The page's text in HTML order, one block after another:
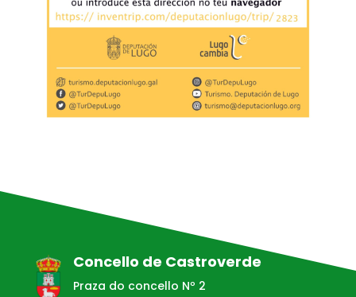
Concello de Castroverde
Praza do concello Nº 2